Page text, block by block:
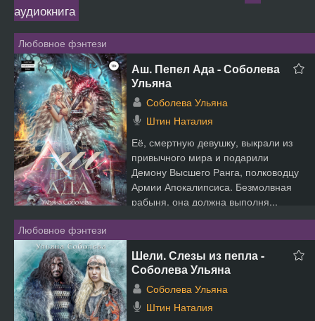
аудиокнига
Любовное фэнтези
Аш. Пепел Ада - Соболева
Ульяна
Соболева Ульяна
Штин Наталия
Её, смертную девушку, выкрали из
привычного мира и подарили
Демону Высшего Ранга, полководцу
Армии Апокалипсиса. Безмолвная
рабыня, она должна выполня...
Любовное фэнтези
Шели. Слезы из пепла -
Соболева Ульяна
Соболева Ульяна
Штин Наталия